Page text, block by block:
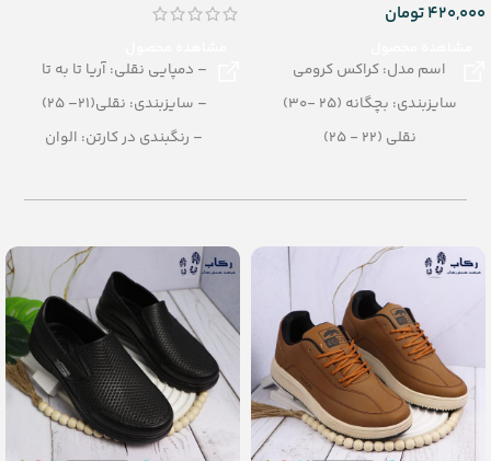
420,000تومان
اسم مدل: کراکس کرومی
سایزبندی: بچگانه (25 -30)
نقلی (22 - 25)
تعداد در کارتن: 24 جفت
– دمپایی نقلی: آریا تا به تا
– سایزبندی: نقلی(21– 25)
– رنگبندی در کارتن: الوان
– جنس: Airblowing